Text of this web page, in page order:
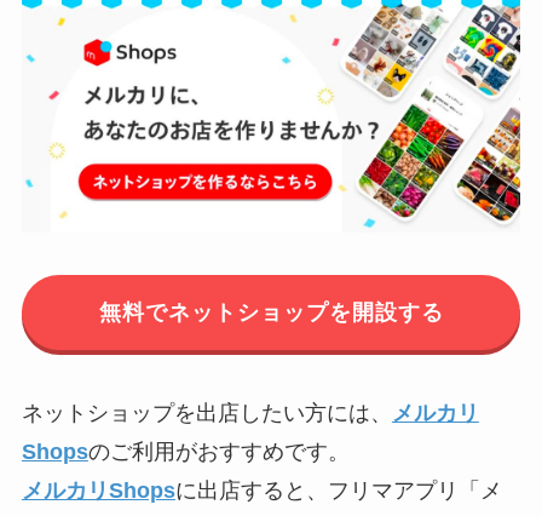
無料でネットショップを開設する
ネットショップを出店したい方には、
メルカリ
Shopsのご利用がおすすめです。
メルカリShopsに出店すると、フリマアプリ「メ